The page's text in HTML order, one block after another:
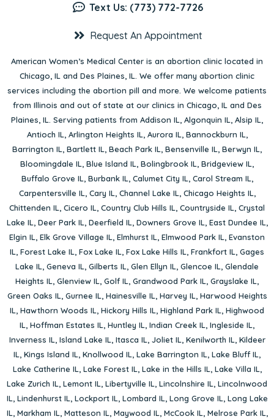
Text Us: (773) 772-7726
Request An Appointment
American Women’s Medical Center is an abortion clinic located in
Chicago, IL and Des Plaines, IL. We offer many abortion clinic
services including the abortion pill and more. We welcome patients
from Illinois and out of state at our clinics in Chicago, IL and Des
Plaines, IL. Serving patients from Addison IL, Algonquin IL, Alsip IL,
Antioch IL, Arlington Heights IL, Aurora IL, Bannockburn IL,
Barrington IL, Bartlett IL, Beach Park IL, Bensenville IL, Berwyn IL,
Bloomingdale IL, Blue Island IL, Bolingbrook IL, Bridgeview IL,
Buffalo Grove IL, Burbank IL, Calumet City IL, Carol Stream IL,
Carpentersville IL, Cary IL, Channel Lake IL, Chicago Heights IL,
Chittenden IL, Cicero IL, Country Club Hills IL, Countryside IL, Crystal
Lake IL, Deer Park IL, Deerfield IL, Downers Grove IL, East Dundee IL,
Elgin IL, Elk Grove Village IL, Elmhurst IL, Elmwood Park IL, Evanston
IL, Forest Lake IL, Fox Lake IL, Fox Lake Hills IL, Frankfort IL, Gages
Lake IL, Geneva IL, Gilberts IL, Glen Ellyn IL, Glencoe IL, Glendale
Heights IL, Glenview IL, Golf IL, Grandwood Park IL, Grayslake IL,
Green Oaks IL, Gurnee IL, Hainesville IL, Harvey IL, Harwood Heights
IL, Hawthorn Woods IL, Hickory Hills IL, Highland Park IL, Highwood
IL, Hoffman Estates IL, Huntley IL, Indian Creek IL, Ingleside IL,
Inverness IL, Island Lake IL, Itasca IL, Joliet IL, Kenilworth IL, Kildeer
IL, Kings Island IL, Knollwood IL, Lake Barrington IL, Lake Bluff IL,
Lake Catherine IL, Lake Forest IL, Lake in the Hills IL, Lake Villa IL,
Lake Zurich IL, Lemont IL, Libertyville IL, Lincolnshire IL, Lincolnwood
IL, Lindenhurst IL, Lockport IL, Lombard IL, Long Grove IL, Long Lake
IL, Markham IL, Matteson IL, Maywood IL, McCook IL, Melrose Park IL,